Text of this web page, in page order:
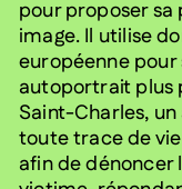
pour proposer
image. Il utilise
européenne
autoportrait plus
Saint-Charles,
toute trace de
afin de dénoncer